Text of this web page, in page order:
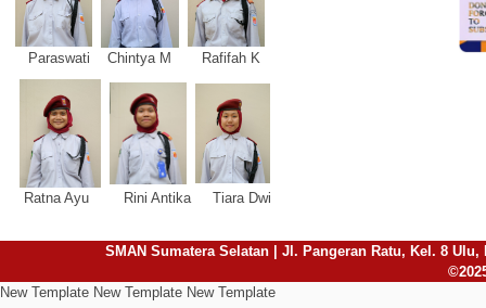
Paraswati Chintya M Rafifah K
Ratna Ayu Rini Antika Tiara Dwi
SMAN Sumatera Selatan | Jl. Pangeran Ratu, Kel. 8 Ulu,
New Template New Template New Template